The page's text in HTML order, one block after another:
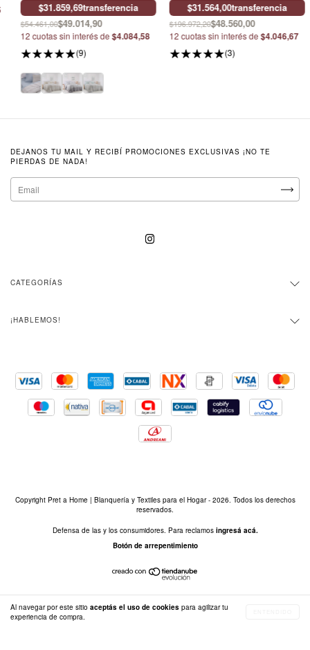
Al navegar por este sitio aceptás el uso de cookies para agilizar tu
experiencia de compra.
$31.859,69transferencia
$54.461,00$49.014,90
12 cuotas sin interés de$4.084,58
(9)
$31.564,00transferencia
$196.972,20$48.560,00
12 cuotas sin interés de$4.046,67
(3)
DEJANOS TU MAIL Y RECIBÍ PROMOCIONES EXCLUSIVAS ¡NO TE
PIERDAS DE NADA!
CATEGORÍAS
¡HABLEMOS!
Copyright Pret a Home | Blanquería y Textiles para el Hogar - 2026. Todos los derechos
reservados.
Defensa de las y los consumidores. Para reclamos ingresá acá.
Botón de arrepentimiento